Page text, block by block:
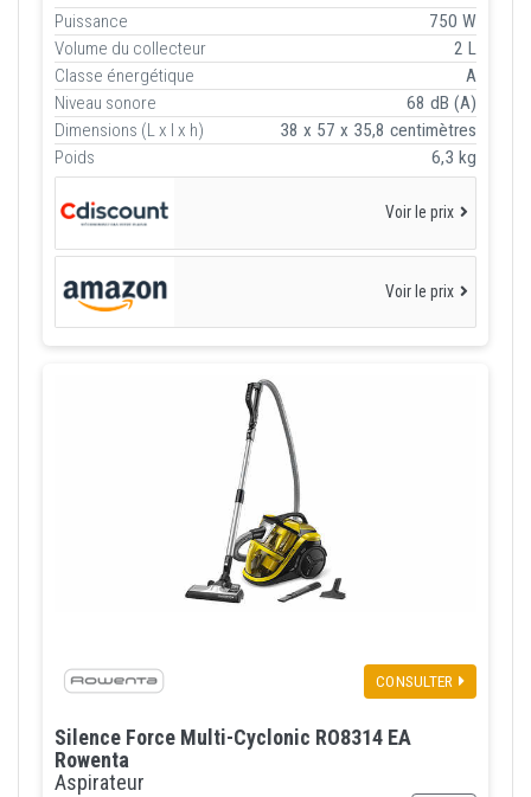
Puissance
750 W
Volume du collecteur
2 L
Classe énergétique
A
Niveau sonore
68 dB (A)
Dimensions (L x l x h)
38 x 57 x 35,8 centimètres
Poids
6,3 kg
Voir le prix
Voir le prix
CONSULTER
Silence Force Multi-Cyclonic RO8314 EA
Rowenta
Aspirateur